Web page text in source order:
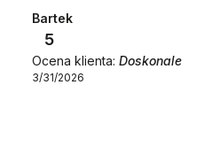
Bartek
5
Ocena klienta: Doskonale
3/31/2026